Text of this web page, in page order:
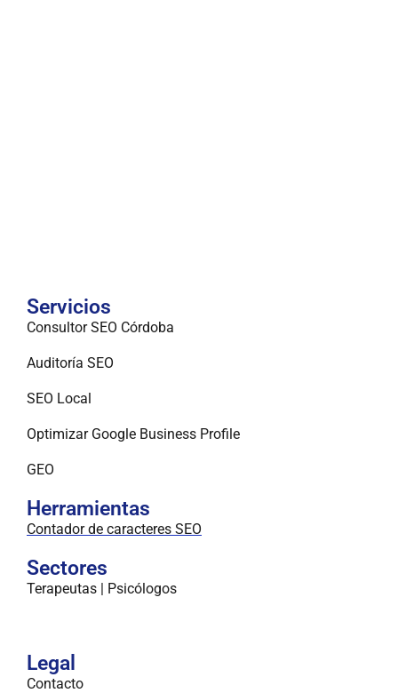
Servicios
Consultor SEO Córdoba
Auditoría SEO
SEO Local
Optimizar Google Business Profile
GEO
Herramientas
Contador de caracteres SEO
Sectores
Terapeutas | Psicólogos
Legal
Contacto